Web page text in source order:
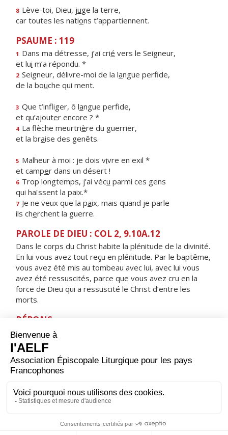
8 Lève-toi, Dieu, juge la terre,
car toutes les nations t’appartiennent.
PSAUME : 119
1 Dans ma détresse, j’ai crié vers le Seigneur,
et lui m’a répondu. *
2 Seigneur, délivre-moi de la langue perfide,
de la bouche qui ment.
3 Que t’infliger, ô langue perfide,
et qu’ajouter encore ? *
4 La flèche meurtrière du guerrier,
et la braise des genêts.
5 Malheur à moi : je dois vivre en exil *
et camper dans un désert !
6 Trop longtemps, j’ai vécu parmi ces gens
qui haïssent la paix.*
7 Je ne veux que la paix, mais quand je parle
ils cherchent la guerre.
PAROLE DE DIEU : COL 2, 9.10A.12
Dans le corps du Christ habite la plénitude de la divinité.
En lui vous avez tout reçu en plénitude. Par le baptême,
vous avez été mis au tombeau avec lui, avec lui vous
avez été ressuscités, parce que vous avez cru en la
force de Dieu qui a ressuscité le Christ d’entre les
morts.
RÉPONS
V/Les disciples furent remplis de joie, alléluia,
à la vue du Seigneur, alléluia.
ORAISON
Dieu qui as relevé le monde par les abaissements de
tirés de l’esclavage du péché, fais-leur connaître le